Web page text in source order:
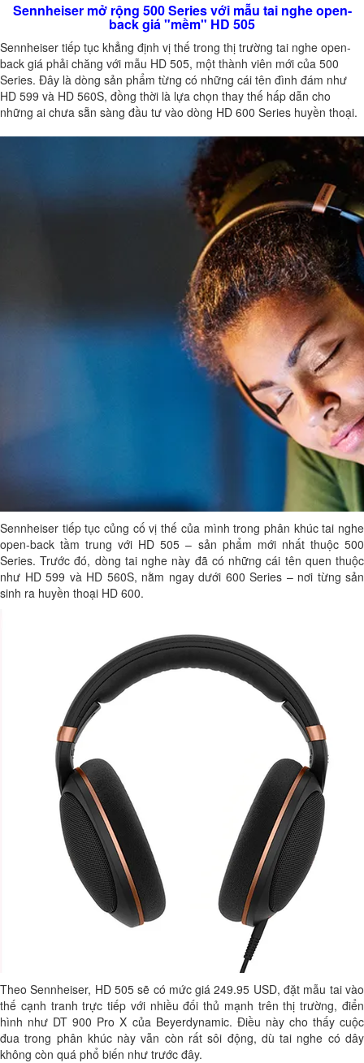
Sennheiser mở rộng 500 Series với mẫu tai nghe open-
back giá "mềm" HD 505
Sennheiser tiếp tục khẳng định vị thế trong thị trường tai nghe open-
back giá phải chăng với mẫu HD 505, một thành viên mới của 500
Series. Đây là dòng sản phẩm từng có những cái tên đình đám như
HD 599 và HD 560S, đồng thời là lựa chọn thay thế hấp dẫn cho
những ai chưa sẵn sàng đầu tư vào dòng HD 600 Series huyền thoại.
Sennheiser tiếp tục củng cố vị thế của mình trong phân khúc tai nghe
open-back tầm trung với HD 505 – sản phẩm mới nhất thuộc 500
Series. Trước đó, dòng tai nghe này đã có những cái tên quen thuộc
như HD 599 và HD 560S, nằm ngay dưới 600 Series – nơi từng sản
sinh ra huyền thoại HD 600.
Theo Sennheiser, HD 505 sẽ có mức giá 249.95 USD, đặt mẫu tai vào
thế cạnh tranh trực tiếp với nhiều đối thủ mạnh trên thị trường, điển
hình như DT 900 Pro X của Beyerdynamic. Điều này cho thấy cuộc
đua trong phân khúc này vẫn còn rất sôi động, dù tai nghe có dây
không còn quá phổ biến như trước đây.